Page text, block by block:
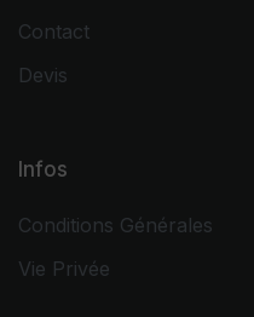
Contact
Devis
Infos
Conditions Générales
Vie Privée